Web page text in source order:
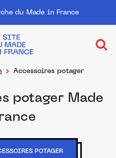
du Made in France
Accessoires potager
potager Made
POTAGER